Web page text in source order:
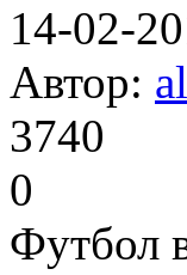
14-02-
Автор:
3740
0
Футбол